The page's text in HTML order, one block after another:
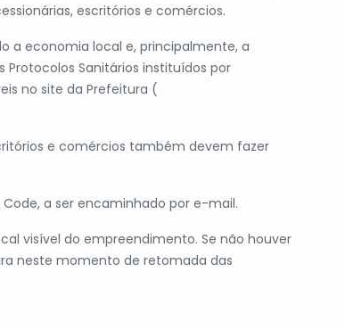
escritórios e comércios.
a economia local e, principalmente, a
Sanitários instituídos por
no site da Prefeitura (
e comércios também devem fazer
a ser encaminhado por e-mail.
visível do empreendimento. Se não houver
neste momento de retomada das